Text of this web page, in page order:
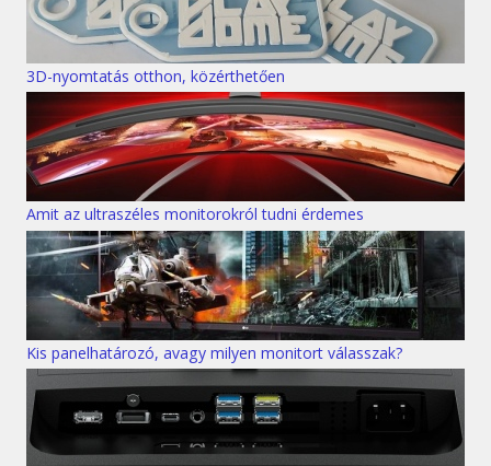
3D-nyomtatás otthon, közérthetően
Amit az ultraszéles monitorokról tudni érdemes
Kis panelhatározó, avagy milyen monitort válasszak?